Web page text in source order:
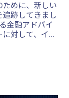
めに、新しい
跡してきまし
金融アドバイ
対して、イプ